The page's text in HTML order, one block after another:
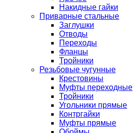
Накидные гайки
Приварные стальные
Заглушки
Отводы
Переходы
Фланцы
Тройники
Резьбовые чугунные
Крестовины
Муфты переходные
Тройники
Угольники прямые
Контргайки
Муфты прямые